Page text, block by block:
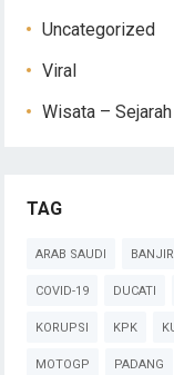
Uncategorized
Viral
Wisata –
TAG
ARAB SAUDI BANJIR
COVID-19 DUCATI
KORUPSI KPK
MOTOGP PADANG